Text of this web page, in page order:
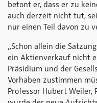
betont er, dass er zu
auch derzeit nicht tut,
nur einen Teil davon zu
„Schon allein die
ein Aktienverkauf nicht
Präsidium und der
Vorhaben zustimmen
Professor Hubert Weiler,